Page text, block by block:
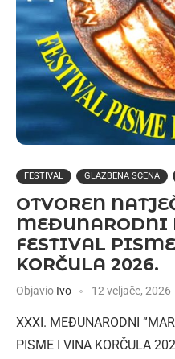
FESTIVAL GLAZBENA SCENA
OTVOREN
MEĐUNARODNI
FESTIVAL
KORČULA 2026.
Objavio Ivo 12 veljače, 2026
XXXI. MEĐUNARODNI
PISME I VINA KORČULA